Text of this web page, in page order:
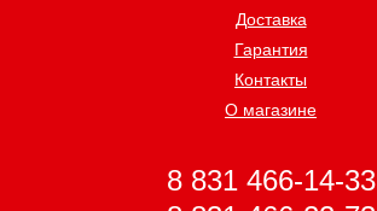
Доставка
Гарантия
Контакты
О магазине
8 831 466-14-33